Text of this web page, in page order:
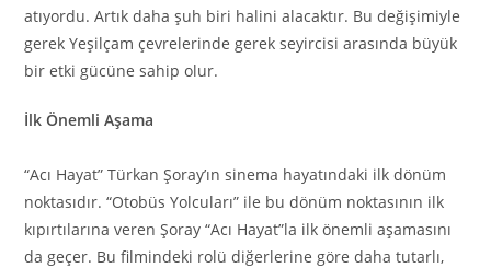
atıyordu. Artık daha şuh biri halini alacaktır. Bu değişimiyle
gerek Yeşilçam çevrelerinde gerek seyircisi arasında büyük
bir etki gücüne sahip olur.
İlk Önemli Aşama
“Acı Hayat” Türkan Şoray’ın sinema hayatındaki ilk dönüm
noktasıdır. “Otobüs Yolcuları” ile bu dönüm noktasının ilk
kıpırtılarına veren Şoray “Acı Hayat”la ilk önemli aşamasını
da geçer. Bu filmindeki rolü diğerlerine göre daha tutarlı,